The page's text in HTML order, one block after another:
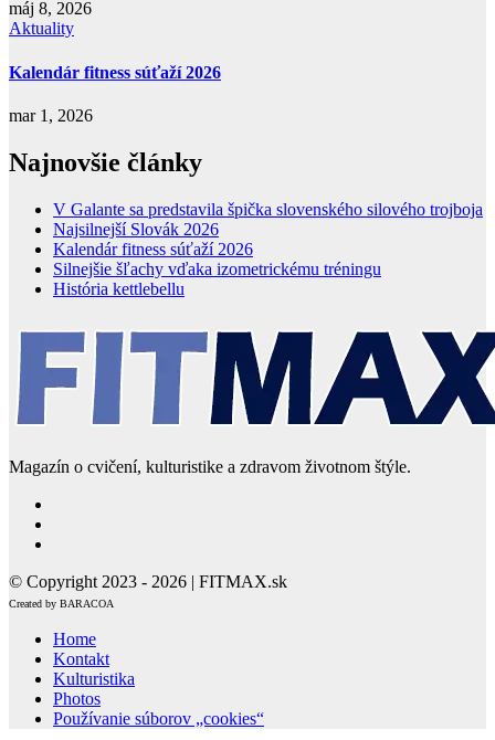
máj 8, 2026
Aktuality
Kalendár fitness súťaží 2026
mar 1, 2026
Najnovšie články
V Galante sa predstavila špička slovenského silového trojboja
Najsilnejší Slovák 2026
Kalendár fitness súťaží 2026
Silnejšie šľachy vďaka izometrickému tréningu
História kettlebellu
Magazín o cvičení, kulturistike a zdravom životnom štýle.
© Copyright 2023 - 2026 | FITMAX.sk
Created by BARACOA
Home
Kontakt
Kulturistika
Photos
Používanie súborov „cookies“